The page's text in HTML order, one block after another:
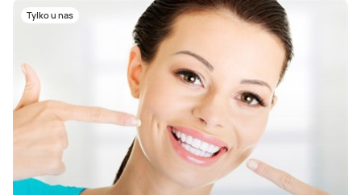
Tylko u nas